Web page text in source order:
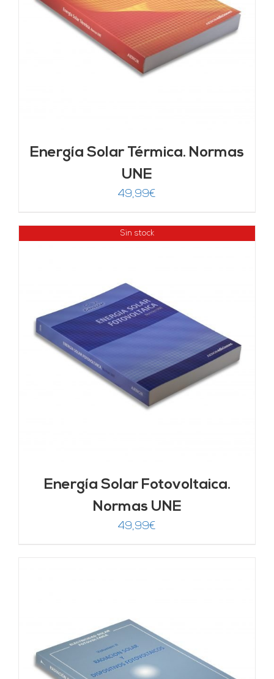
Energía Solar Térmica. Normas
UNE
49,99€
Sin stock
Energía Solar Fotovoltaica.
Normas UNE
49,99€